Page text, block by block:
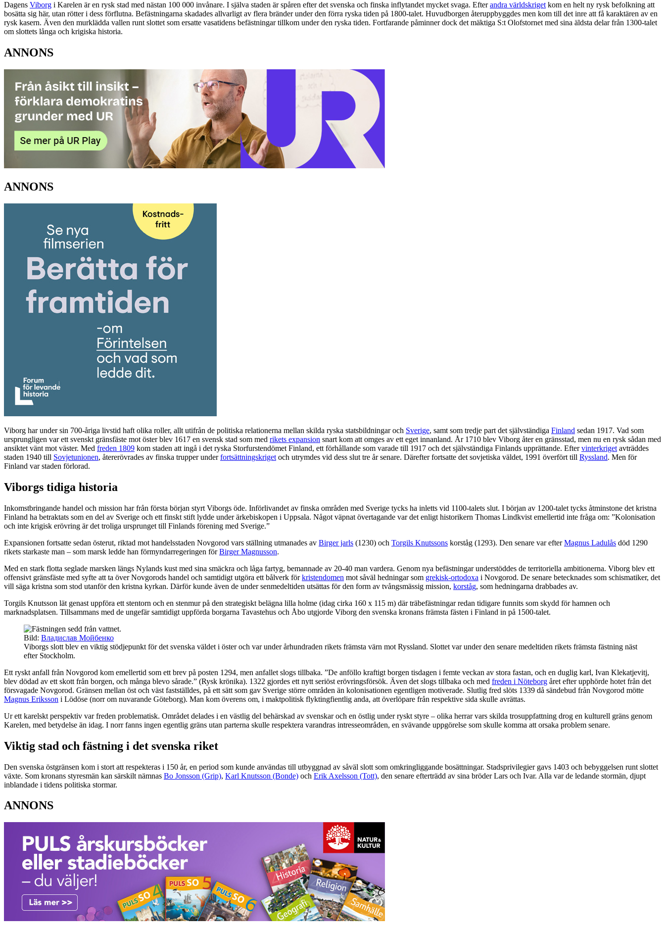
Dagens Viborg i Karelen är en rysk stad med nästan 100 000 invånare. I själva staden är spåren efter det svenska och finska inflytandet mycket svaga. Efterandra världskriget kom en helt ny rysk befolkning att
bosätta sig här, utan rötter i dess förflutna. Befästningarna skadades allvarligt av flera bränder under den förra ryska tiden på 1800-talet. Huvudborgen återuppbyggdes men kom till det inre att få karaktären av en
rysk kasern. Även den murklädda vallen runt slottet som ersatte vasatidens befästningar tillkom under den ryska tiden. Fortfarande påminner dock det mäktiga S:t Olofstornet med sina äldsta delar från 1300-talet
om slottets långa och krigiska historia.
ANNONS
ANNONS
Viborg har under sin 700-åriga livstid haft olika roller, allt utifrån de politiska relationerna mellan skilda ryska statsbildningar och Sverige, samt som tredje part det självständiga Finland sedan 1917. Vad som
ursprungligen var ett svenskt gränsfäste mot öster blev 1617 en svensk stad som med rikets expansion snart kom att omges av ett eget innanland. År 1710 blev Viborg åter en gränsstad, men nu en rysk sådan med
ansiktet vänt mot väster. Med freden 1809 kom staden att ingå i det ryska Storfurstendömet Finland, ett förhållande som varade till 1917 och det självständiga Finlands upprättande. Eftervinterkriget avträddes
staden 1940 till Sovjetunionen, återerövrades av finska trupper underfortsättningskriget och utrymdes vid dess slut tre år senare. Därefter fortsatte det sovjetiska väldet, 1991 överfört till Ryssland. Men för
Finland var staden förlorad.
Viborgs tidiga historia
Inkomstbringande handel och mission har från första början styrt Viborgs öde. Införlivandet av finska områden med Sverige tycks ha inletts vid 1100-talets slut. I början av 1200-talet tycks åtminstone det kristna
Finland ha betraktats som en del av Sverige och ett finskt stift lydde under ärkebiskopen i Uppsala. Något väpnat övertagande var det enligt historikern Thomas Lindkvist emellertid inte fråga om: ”Kolonisation
och inte krigisk erövring är det troliga ursprunget till Finlands förening med Sverige.”
Expansionen fortsatte sedan österut, riktad mot handelsstaden Novgorod vars ställning utmanades av Birger jarls (1230) och Torgils Knutssons korståg (1293). Den senare var efterMagnus Ladulås död 1290
rikets starkaste man – som marsk ledde han förmyndarregeringen förBirger Magnusson.
Med en stark flotta seglade marsken längs Nylands kust med sina smäckra och låga fartyg, bemannade av 20-40 man vardera. Genom nya befästningar understöddes de territoriella ambitionerna. Viborg blev ett
offensivt gränsfäste med syfte att ta över Novgorods handel och samtidigt utgöra ett bålverk förkristendomen mot såväl hedningar som grekisk-ortodoxa i Novgorod. De senare betecknades som schismatiker, det
vill säga kristna som stod utanför den kristna kyrkan. Därför kunde även de under senmedeltiden utsättas för den form av tvångsmässig mission, korståg, som hedningarna drabbades av.
Torgils Knutsson lät genast uppföra ett stentorn och en stenmur på den strategiskt belägna lilla holme (idag cirka 160 x 115 m) där träbefästningar redan tidigare funnits som skydd för hamnen och
marknadsplatsen. Tillsammans med de ungefär samtidigt uppförda borgarna Tavastehus och Åbo utgjorde Viborg den svenska kronans främsta fästen i Finland in på 1500-talet.
Bild: Владислав Мойбенко
Viborgs slott blev en viktig stödjepunkt för det svenska väldet i öster och var under århundraden rikets främsta värn mot Ryssland. Slottet var under den senare medeltiden rikets främsta fästning näst
efter Stockholm.
Ett ryskt anfall från Novgorod kom emellertid som ett brev på posten 1294, men anfallet slogs tillbaka. ”De anföllo kraftigt borgen tisdagen i femte veckan av stora fastan, och en duglig karl, Ivan Klekatjevitj,
blev dödad av ett skott från borgen, och många blevo sårade.” (Rysk krönika). 1322 gjordes ett nytt seriöst erövringsförsök. Även det slogs tillbaka och med freden i Nöteborg året efter upphörde hotet från det
försvagade Novgorod. Gränsen mellan öst och väst fastställdes, på ett sätt som gav Sverige större områden än kolonisationen egentligen motiverade. Slutlig fred slöts 1339 då sändebud från Novgorod mötte
Magnus Eriksson i Lödöse (norr om nuvarande Göteborg). Man kom överens om, i maktpolitisk flyktingfientlig anda, att överlöpare från respektive sida skulle avrättas.
Ur ett karelskt perspektiv var freden problematisk. Området delades i en västlig del behärskad av svenskar och en östlig under ryskt styre – olika herrar vars skilda trosuppfattning drog en kulturell gräns genom
Karelen, med betydelse än idag. I norr fanns ingen egentlig gräns utan parterna skulle respektera varandras intresseområden, en svävande uppgörelse som skulle komma att orsaka problem senare.
Viktig stad och fästning i det svenska riket
Den svenska östgränsen kom i stort att respekteras i 150 år, en period som kunde användas till utbyggnad av såväl slott som omkringliggande bosättningar. Stadsprivilegier gavs 1403 och bebyggelsen runt slottet
växte. Som kronans styresmän kan särskilt nämnas Bo Jonsson (Grip), Karl Knutsson (Bonde) och Erik Axelsson (Tott), den senare efterträdd av sina bröder Lars och Ivar. Alla var de ledande stormän, djupt
inblandade i tidens politiska stormar.
ANNONS